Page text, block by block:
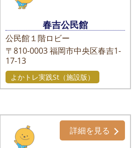
春吉公民館
公民館１階ロビー
〒810-0003福岡市中央区春吉1-
17-13
よかトレ実践St（施設版）
詳細を見る